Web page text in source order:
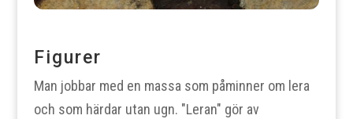
Figurer
Man jobbar med en massa som påminner om lera
och som härdar utan ugn. "Leran" gör av